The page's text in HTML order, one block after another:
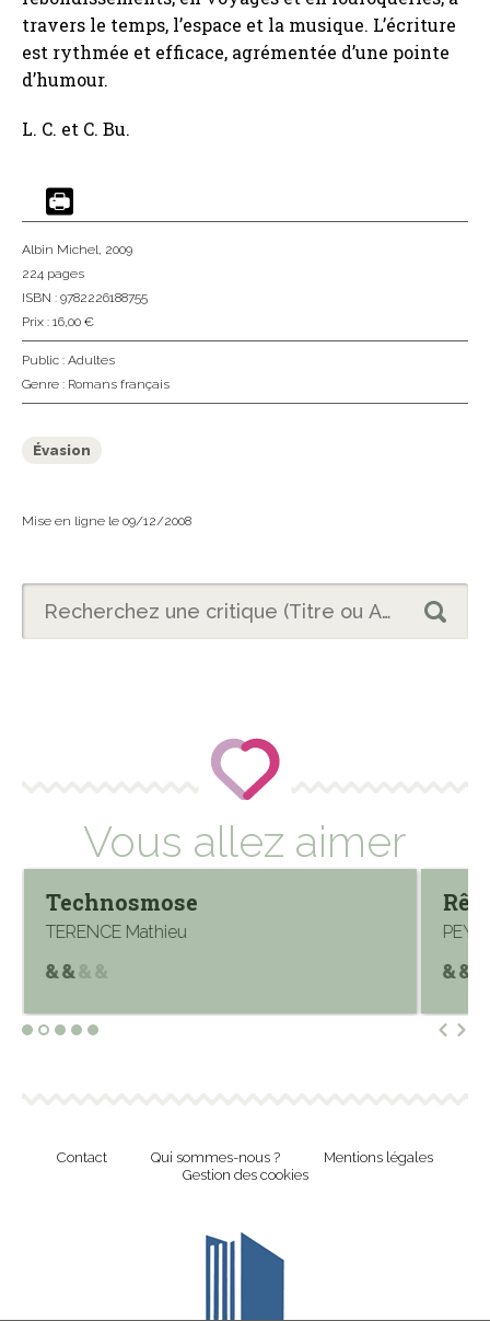
travers le temps, l’espace et la musique. L’écriture
est rythmée et efficace, agrémentée d’une pointe
d’humour.
L. C. et C. Bu.
Albin Michel, 2009
224 pages
ISBN : 9782226188755
Prix : 16,00 €
Public : Adultes
Genre : Romans français
Évasion
Mise en ligne le 09/12/2008
Vous allez aimer
Technosmose
TERENCE Mathieu
Contact Qui sommes-nous ?
Mentions légales
Gestion des cookies